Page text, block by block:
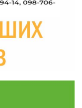
до зими та
виконкому
віра в